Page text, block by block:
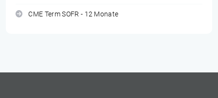
CME Term SOFR - 12 Monate